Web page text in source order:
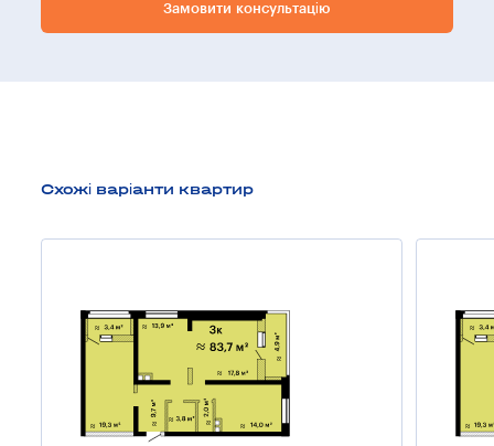
Замовити консультацію
Схожі варіанти квартир